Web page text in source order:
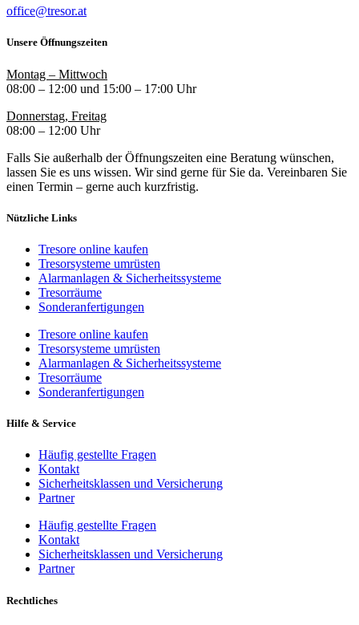
office@tresor.at
Unsere Öffnungszeiten
Montag – Mittwoch
08:00 – 12:00 und 15:00 – 17:00 Uhr
Donnerstag, Freitag
08:00 – 12:00 Uhr
Falls Sie außerhalb der Öffnungszeiten eine Beratung wünschen,
lassen Sie es uns wissen. Wir sind gerne für Sie da. Vereinbaren Sie
einen Termin – gerne auch kurzfristig.
Nützliche Links
Tresore online kaufen
Tresorsysteme umrüsten
Alarmanlagen & Sicherheitssysteme
Tresorräume
Sonderanfertigungen
Tresore online kaufen
Tresorsysteme umrüsten
Alarmanlagen & Sicherheitssysteme
Tresorräume
Sonderanfertigungen
Hilfe & Service
Häufig gestellte Fragen
Kontakt
Sicherheitsklassen und Versicherung
Partner
Häufig gestellte Fragen
Kontakt
Sicherheitsklassen und Versicherung
Partner
Rechtliches